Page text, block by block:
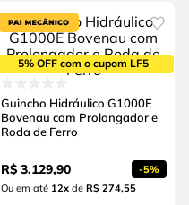
5% OFF com o cupom LF5
Guincho Hidráulico G1000E
Bovenau com Prolongador e
Roda de Ferro
R$ 3.129,90 -5%
Ou em até 12xde R$ 274,55